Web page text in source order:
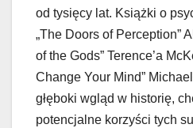
od tysięcy lat. Książki o
„The Doors of Perception”
of the Gods” Terence’a
Change Your Mind”
głęboki wgląd w historię,
potencjalne korzyści tych